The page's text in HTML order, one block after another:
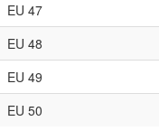
EU 47
EU 48
EU 49
EU 50